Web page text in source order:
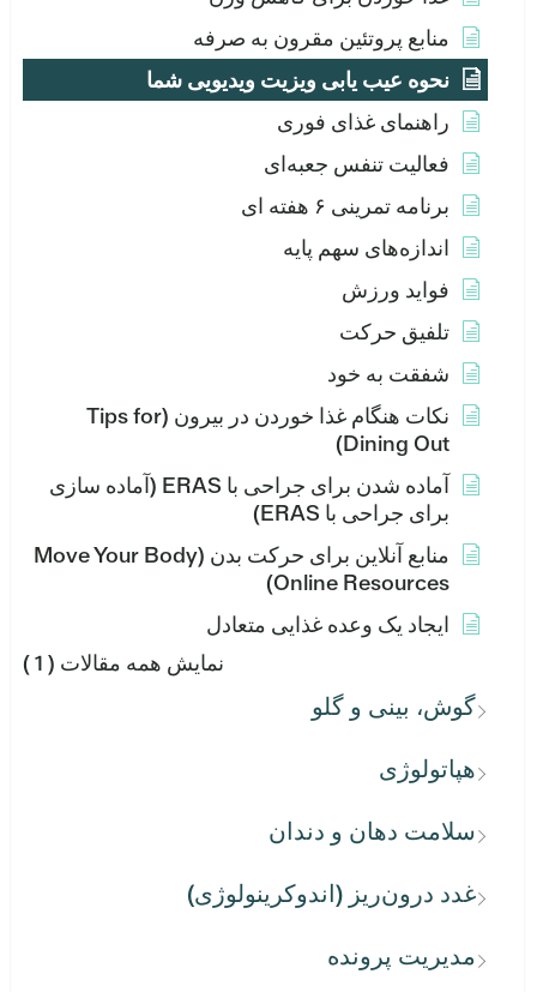
منابع پروتئین مقرون به صرفه
نحوه عیب یابی ویزیت ویدیویی شما
راهنمای غذای فوری
فعالیت تنفس جعبه‌ای
برنامه تمرینی ۶ هفته ای
اندازه‌های سهم پایه
فواید ورزش
تلفیق حرکت
شفقت به خود
نکات هنگام غذا خوردن در بیرون (Tips for
Dining Out)
آماده شدن برای جراحی با ERAS (آماده سازی
برای جراحی با ERAS)
منابع آنلاین برای حرکت بدن (Move Your Body
Online Resources)
ایجاد یک وعده غذایی متعادل
نمایش همه مقالات ( 1 )
گوش، بینی و گلو
هپاتولوژی
سلامت دهان و دندان
غدد درون‌ریز (اندوکرینولوژی)
مدیریت پرونده